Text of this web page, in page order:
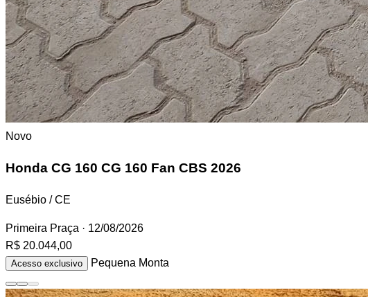
Novo
Honda CG 160 CG 160 Fan CBS 2026
Eusébio / CE
Primeira Praça · 12/08/2026
R$ 20.044,00
Acesso exclusivo Pequena Monta